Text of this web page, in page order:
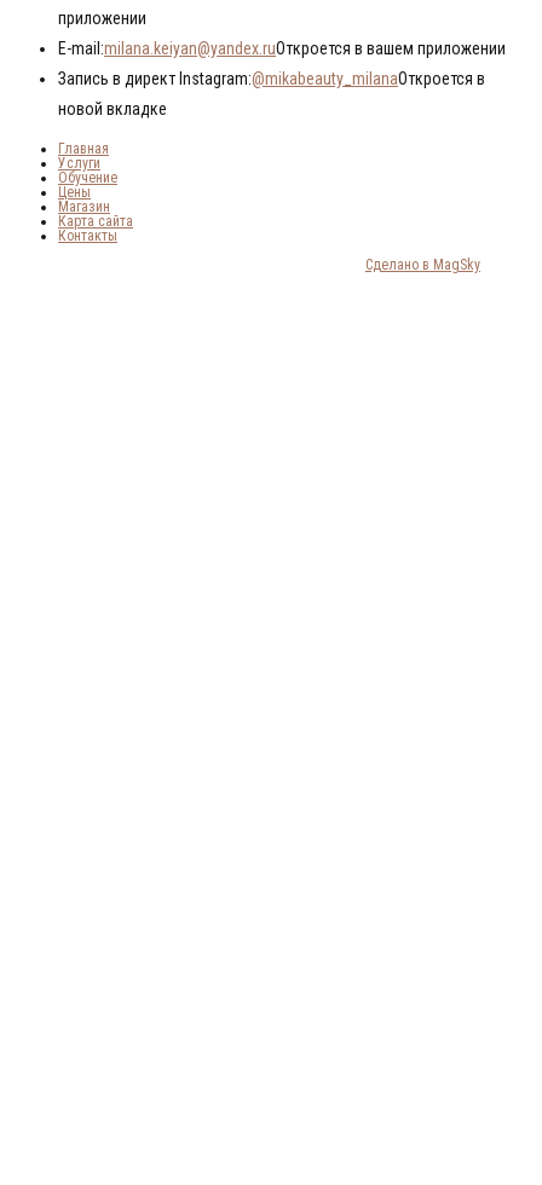
приложении
E-mail:milana.keiyan@yandex.ruОткроется в вашем приложении
Запись в директ Instagram:@mikabeauty_milanaОткроется в
новой вкладке
Главная
Услуги
Обучение
Цены
Магазин
Карта сайта
Контакты
Сделано в MagSky